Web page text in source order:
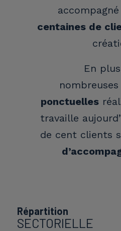
accompagné
centaines de
En
nombreuses
ponctuelles
travaille
de cent clients
Répartition
SECTORIELLE